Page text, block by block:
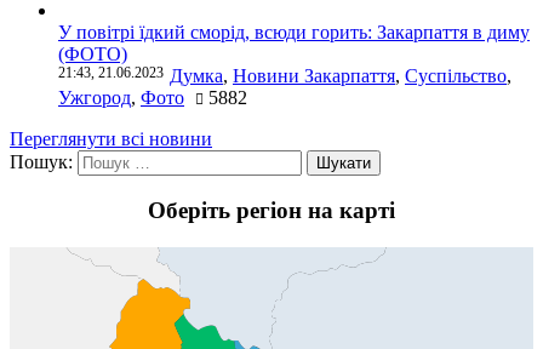
У повітрі їдкий сморід, всюди горить: Закарпаття в диму
(ФОТО)
21:43, 21.06.2023 Думка, Новини Закарпаття, Суспільство,
Ужгород, Фото
5882
Переглянути всі новини
Пошук:
Оберіть регіон на карті